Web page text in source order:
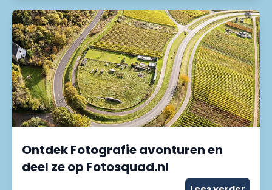
Ontdek Fotografie avonturen en
deel ze op Fotosquad.nl